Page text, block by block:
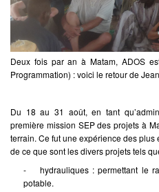
Deux fois par an à Matam, ADOS
Programmation) : voici le retour de
Du 18 au 31 août, en tant
première mission SEP des projets à
terrain. Ce fut une expérience des
de ce que sont les divers projets tels
- hydrauliques : permettant le
potable.